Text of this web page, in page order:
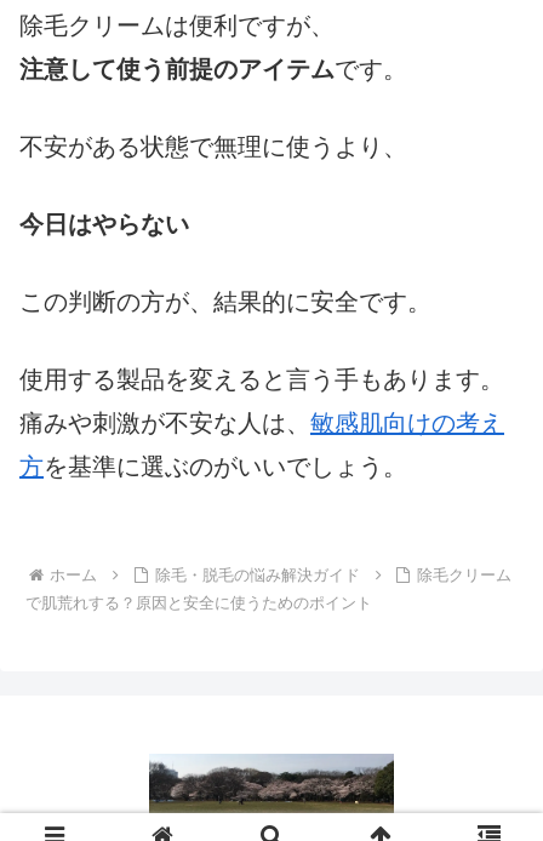
除毛クリームは便利ですが、
注意して使う前提のアイテムです。
不安がある状態で無理に使うより、
今日はやらない
この判断の方が、結果的に安全です。
使用する製品を変えると言う手もあります。
痛みや刺激が不安な人は、 敏感肌向けの考え
方を基準に選ぶのがいいでしょう。
ホーム 除毛・脱毛の悩み解決ガイド
除毛クリーム
で肌荒れする？原因と安全に使うためのポイント